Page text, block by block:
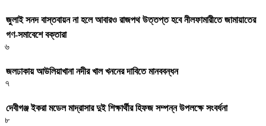
জুলাই সনদ বাস্তবায়ন না হলে আবারও রাজপথ উত্তপ্ত হবে নীলফামারীতে জামায়াতের
গণ-সমাবেশে বক্তারা
৬
জলঢাকায় আউলিয়াখানা নদীর খাল খননের দাবিতে মানববন্ধন
৭
দেবীগঞ্জ ইকরা মডেল মাদ্রাসার দুই শিক্ষার্থীর হিফজ সম্পন্ন উপলক্ষে সংবর্ধনা
৮